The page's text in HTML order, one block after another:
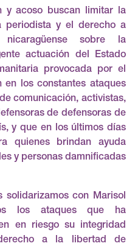
y acoso buscan limitar la
periodista y el derecho a
sobre la
actuación del Estado
provocada por el
en los constantes ataques
comunicación, activistas,
de defensoras de
y que en los últimos días
quienes brindan ayuda
y personas damnificadas
solidarizamos con Marisol
los ataques que ha
en riesgo su integridad
a la libertad de